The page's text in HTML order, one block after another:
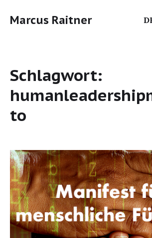
Marcus Raitner
Schlagwort:
to